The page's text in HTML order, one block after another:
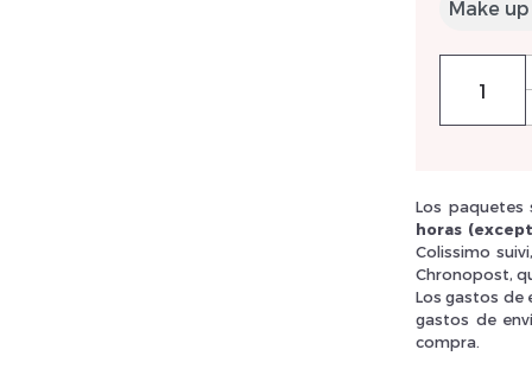
Los paquetes
horas
Colissimo
Chronopost,
Los gastos de
gastos de
compra.